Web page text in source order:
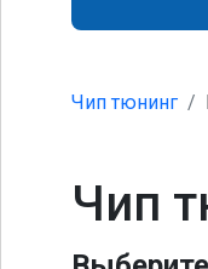
Чип тюнинг
Чип